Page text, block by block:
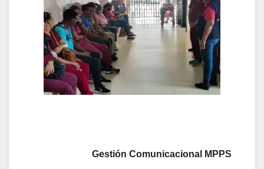
Gestión Comunicacional MPPS